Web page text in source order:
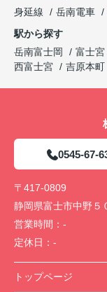
身延線
岳南電車
駅から探す
岳南富士岡
富士宮
西富士宮
吉原本町
0545-67-
〒417-0809
静岡県富士市中野５
営業時間： -
定休日： -
トップページ